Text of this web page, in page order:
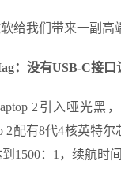
给我们带来一副高
：没有USB-C接口
2引入哑光
2配有8代4核英特
1500：1，续航时间